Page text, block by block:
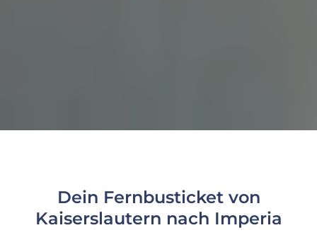
Dein Fernbusticket von
Kaiserslautern nach Imperia